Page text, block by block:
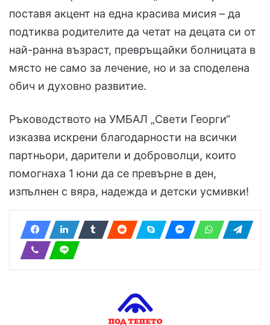
поставя акцент на една красива мисия – да
подтиква родителите да четат на децата си от
най-ранна възраст, превръщайки болницата в
място не само за лечение, но и за споделена
обич и духовно развитие.
Ръководството на УМБАЛ „Свети Георги“
изказва искрени благодарности на всички
партньори, дарители и доброволци, които
помогнаха 1 юни да се превърне в ден,
изпълнен с вяра, надежда и детски усмивки!